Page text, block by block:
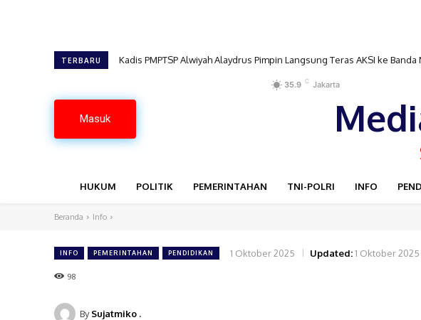
TERBARU Kadis PMPTSP Alwiyah Alaydrus Pimpin Langsung Teras AKSI ke Banda
Ketua FPII Pringsewu Sambangi Kediaman Mbah Suparsono,
Masuk
35.9 C Jakarta
HUKUM POLITIK PEMERINTAHAN TNI-POLRI INFO
Beranda Info
INFO PEMERINTAHAN PENDIDIKAN 1 Oktober 2025 Updated:1 Oktober 2025
98
By Sujatmiko .